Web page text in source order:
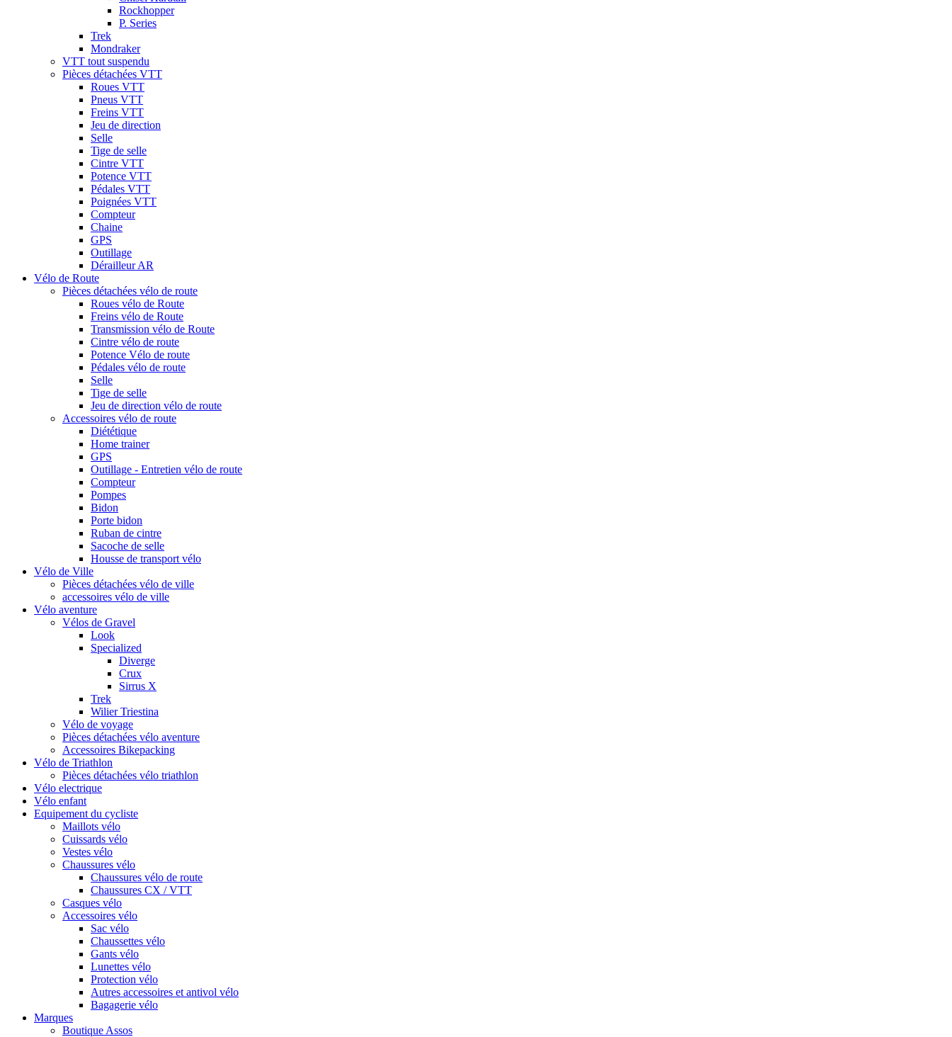
Rockhopper
P. Series
Trek
Mondraker
VTT tout suspendu
Pièces détachées VTT
Roues VTT
Pneus VTT
Freins VTT
Jeu de direction
Selle
Tige de selle
Cintre VTT
Potence VTT
Pédales VTT
Poignées VTT
Compteur
Chaine
GPS
Outillage
Dérailleur AR
Vélo de Route
Pièces détachées vélo de route
Roues vélo de Route
Freins vélo de Route
Transmission vélo de Route
Cintre vélo de route
Potence Vélo de route
Pédales vélo de route
Selle
Tige de selle
Jeu de direction vélo de route
Accessoires vélo de route
Diététique
Home trainer
GPS
Outillage - Entretien vélo de route
Compteur
Pompes
Bidon
Porte bidon
Ruban de cintre
Sacoche de selle
Housse de transport vélo
Vélo de Ville
Pièces détachées vélo de ville
accessoires vélo de ville
Vélo aventure
Vélos de Gravel
Look
Specialized
Diverge
Crux
Sirrus X
Trek
Wilier Triestina
Vélo de voyage
Pièces détachées vélo aventure
Accessoires Bikepacking
Vélo de Triathlon
Pièces détachées vélo triathlon
Vélo electrique
Vélo enfant
Equipement du cycliste
Maillots vélo
Cuissards vélo
Vestes vélo
Chaussures vélo
Chaussures vélo de route
Chaussures CX / VTT
Casques vélo
Accessoires vélo
Sac vélo
Chaussettes vélo
Gants vélo
Lunettes vélo
Protection vélo
Autres accessoires et antivol vélo
Bagagerie vélo
Marques
Boutique Assos